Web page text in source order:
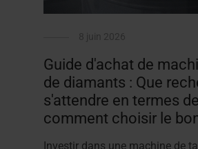
Guide d'achat de
de diamants : Que
s'attendre en termes
comment choisir le
Investir dans une machine de